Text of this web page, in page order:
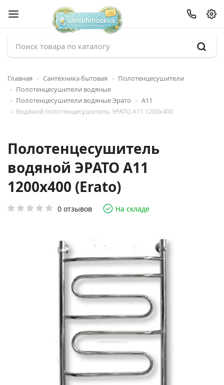
Главная Сантехника бытовая
Полотенцесушители
Полотенцесушители водяные
Полотенцесушители водяные Эрато
А11
Водяной полотенцесушитель ЭРАТО А11 1200x400
Полотенцесушитель
водяной ЭРАТО А11
1200x400 (Erato)
0 отзывов На складе